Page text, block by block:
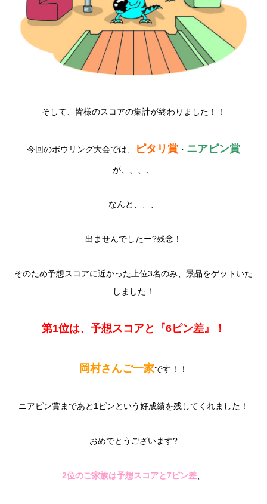
そして、皆様のスコアの集計が終わりました！！
今回のボウリング大会では、 ピタリ賞 ・ ニアピン賞
が、、、、
なんと、、、
出ませんでしたー?残念！
そのため予想スコアに近かった上位3名のみ、景品をゲットいた
しました！
第1位は、予想スコアと『6ピン差』！
岡村さんご一家です！！
ニアピン賞まであと1ピンという好成績を残してくれました！
おめでとうございます?
2位のご家族は予想スコアと7ピン差